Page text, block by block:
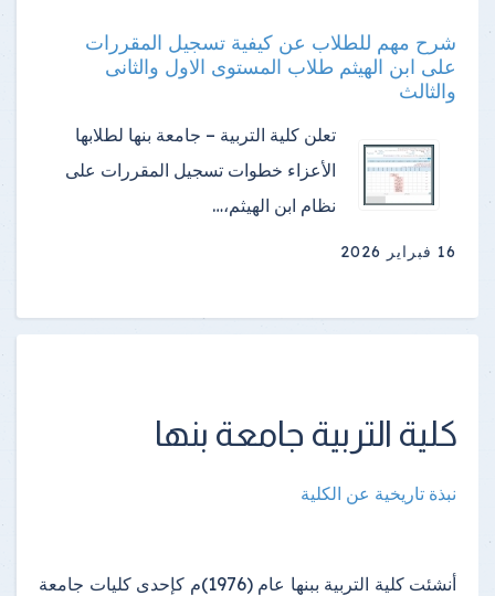
شرح مهم للطلاب عن كيفية تسجيل المقررات
على ابن الهيثم طلاب المستوى الاول والثانى
والثالث
تعلن كلية التربية – جامعة بنها لطلابها
الأعزاء خطوات تسجيل المقررات على
نظام ابن الهيثم،…
16 فبراير 2026
كلية التربية جامعة بنها
نبذة تاريخية عن الكلية
أنشئت كلية التربية ببنها عام (1976)م كإحدى كليات جامعة